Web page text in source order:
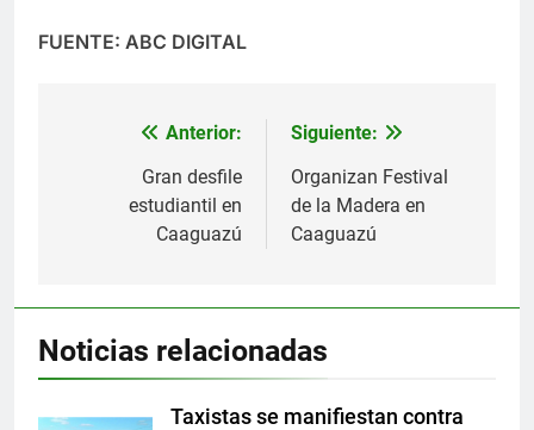
FUENTE: ABC DIGITAL
Navegación
entradas
Anterior:
Gran desfile
estudiantil en
Caaguazú
Siguiente:
Organizan Festival
de la Madera en
Caaguazú
Noticias relacionadas
Taxistas se manifiestan contra